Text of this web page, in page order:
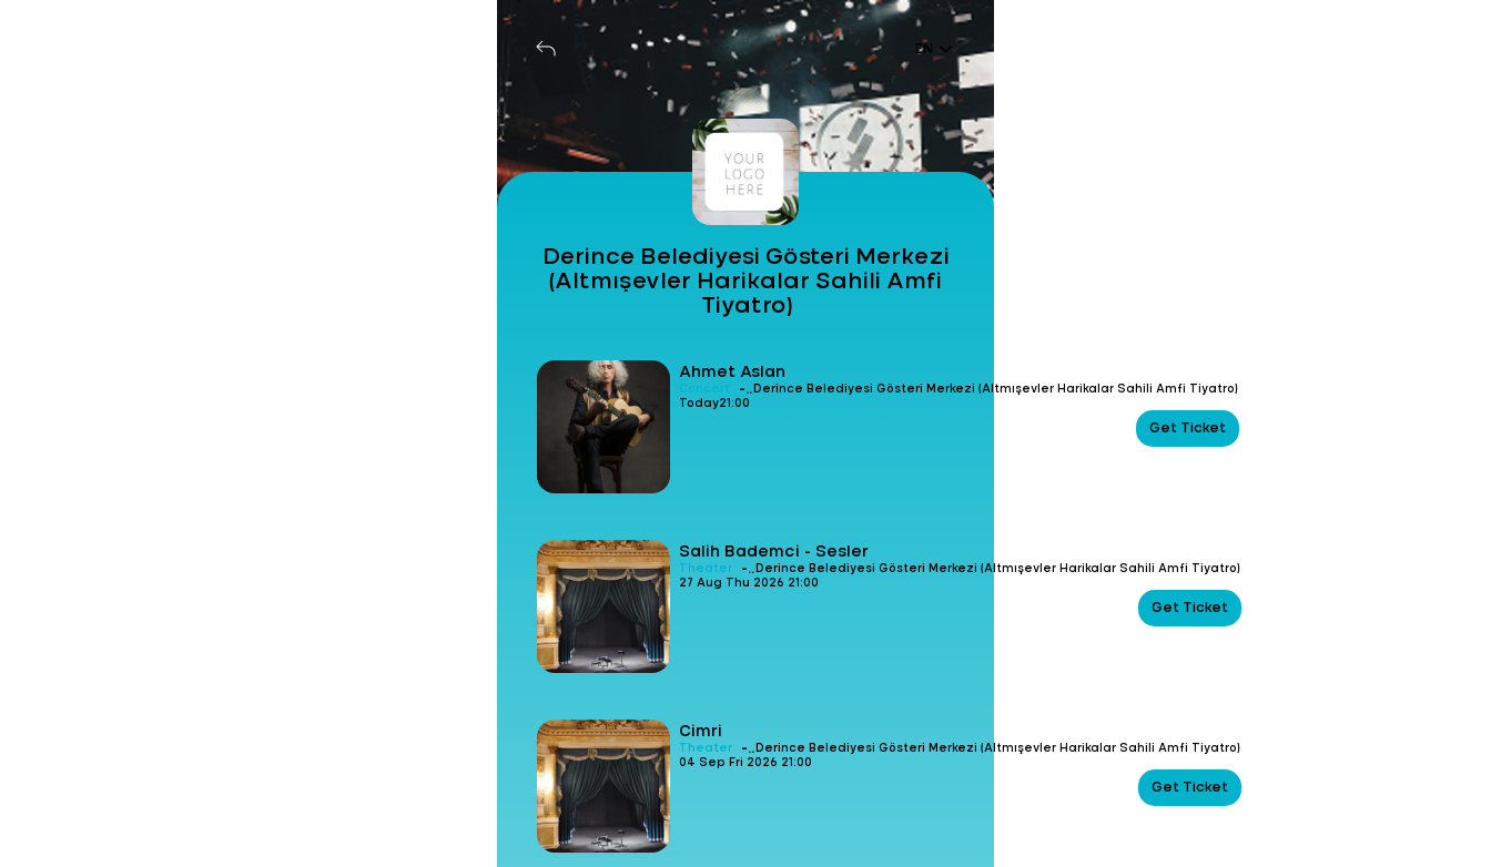
EN
Derince Belediyesi Gösteri Merkezi
(Altmışevler Harikalar Sahili Amfi
Tiyatro)
Ahmet Aslan
Concert -Derince Belediyesi Gösteri Merkezi (Altmışevler Harikalar Sahili Amfi Tiyatro)
Today21:00
Get Ticket
Salih Bademci - Sesler
Theater -Derince Belediyesi Gösteri Merkezi (Altmışevler Harikalar Sahili Amfi Tiyatro)
27 Aug Thu 2026 21:00
Get Ticket
Cimri
Theater -Derince Belediyesi Gösteri Merkezi (Altmışevler Harikalar Sahili Amfi Tiyatro)
04 Sep Fri 2026 21:00
Get Ticket